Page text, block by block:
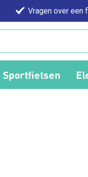
Vragen over een
Sportfietsen